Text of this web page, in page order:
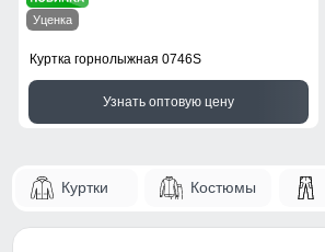
Уценка
Куртка горнолыжная 0746S
Узнать оптовую цену
Куртки Костюмы